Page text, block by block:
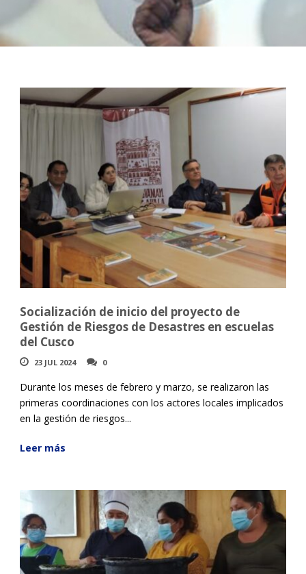
Socialización de inicio del proyecto de
Gestión de Riesgos de Desastres en escuelas
del Cusco
23 JUL 2024 0
Durante los meses de febrero y marzo, se realizaron las
primeras coordinaciones con los actores locales implicados
en la gestión de riesgos...
Leer más